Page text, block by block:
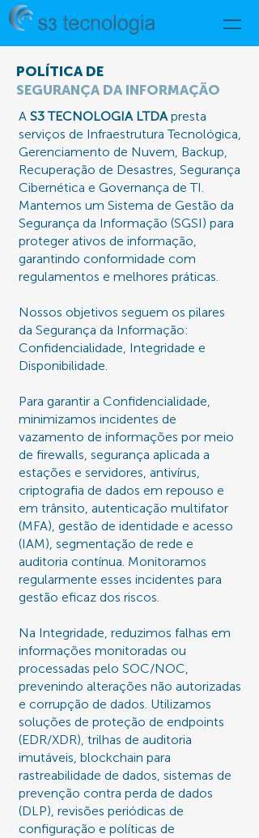
POLÍTICA DE
SEGURANÇA DA INFORMAÇÃO
A S3 TECNOLOGIA LTDApresta
serviços de Infraestrutura Tecnológica,
Gerenciamento de Nuvem, Backup,
Recuperação de Desastres, Segurança
Cibernética e Governança de TI.
Mantemos um Sistema de Gestão da
Segurança da Informação (SGSI) para
proteger ativos de informação,
garantindo conformidade com
regulamentos e melhores práticas.
Nossos objetivos seguem os pilares
da Segurança da Informação:
Confidencialidade, Integridade e
Disponibilidade.
Para garantir a Confidencialidade,
minimizamos incidentes de
vazamento de informações por meio
de firewalls, segurança aplicada a
estações e servidores, antivírus,
criptografia de dados em repouso e
em trânsito, autenticação multifator
(MFA), gestão de identidade e acesso
(IAM), segmentação de rede e
auditoria contínua. Monitoramos
regularmente esses incidentes para
gestão eficaz dos riscos.
Na Integridade, reduzimos falhas em
informações monitoradas ou
processadas pelo SOC/NOC,
prevenindo alterações não autorizadas
e corrupção de dados. Utilizamos
soluções de proteção de endpoints
(EDR/XDR), trilhas de auditoria
imutáveis, blockchain para
rastreabilidade de dados, sistemas de
prevenção contra perda de dados
(DLP), revisões periódicas de
configuração e políticas de